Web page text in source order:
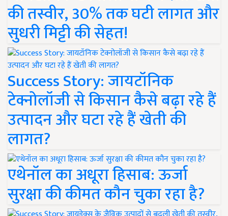
की तस्वीर, 30% तक घटी लागत और
सुधरी मिट्टी की सेहत!
Success Story: जायटॉनिक
टेक्नोलॉजी से किसान कैसे बढ़ा रहे हैं
उत्पादन और घटा रहे हैं खेती की
लागत?
एथेनॉल का अधूरा हिसाब: ऊर्जा
सुरक्षा की कीमत कौन चुका रहा है?